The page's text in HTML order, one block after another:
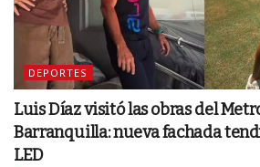
DEPORTES
Luis Díaz visitó las obras del
Barranquilla: nueva fachada
LED